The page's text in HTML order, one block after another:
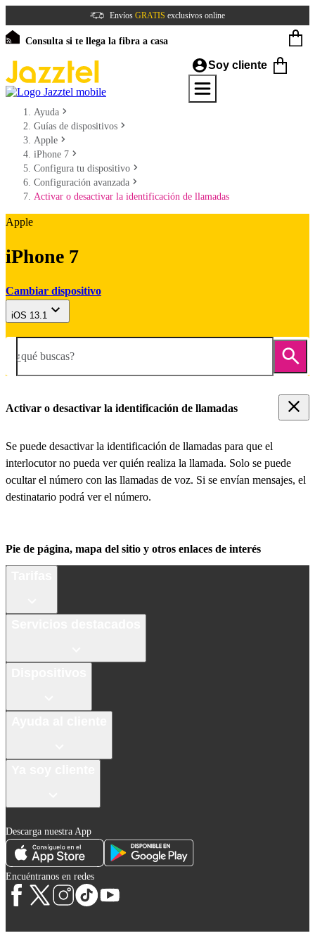
Envíos GRATIS exclusivos online
Consulta si te llega la fibra a casa
Soy cliente
Ayuda
Guías de dispositivos
Apple
iPhone 7
Configura tu dispositivo
Configuración avanzada
Activar o desactivar la identificación de llamadas
Apple
iPhone 7
Cambiar dispositivo
iOS 13.1
¿qué buscas?
Activar o desactivar la identificación de llamadas
Se puede desactivar la identificación de llamadas para que el
interlocutor no pueda ver quién realiza la llamada. Solo se puede
ocultar el número con las llamadas de voz. Si se envían mensajes, el
destinatario podrá ver el número.
Pie de página, mapa del sitio y otros enlaces de interés
Descarga nuestra App
Encuéntranos en redes